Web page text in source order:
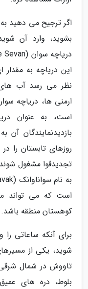
اگر ترجیح می دهید
بشوید، وارد آن
این دریاچه به
نظر می رسد آب
ارمنی ها، دریاچه
است، به عنوان
بازدیدنمایندگان
روزهای تابستان را
تجدیدقوا مشغول
است که می تواند
کوهستان منطقه باشد.
برای آنکه ساعاتی
شوید، یکی از
تاووش در شمال شرقی
بلوط، دره های